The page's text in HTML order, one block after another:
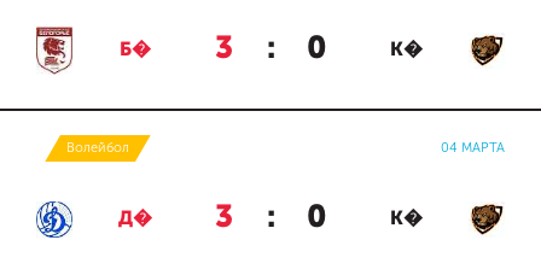
Б� 3 : 0 К�
Волейбол 04 МАРТА
Д� 3 : 0 К�